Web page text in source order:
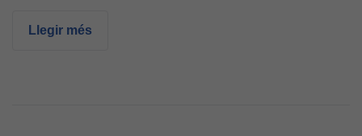
Llegir més